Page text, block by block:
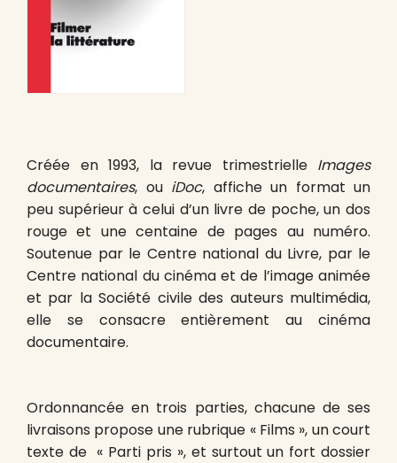
Créée en 1993, la revue trimestrielle Images
documentaires, ou iDoc, affiche un format un
peu supérieur à celui d’un livre de poche, un dos
rouge et une centaine de pages au numéro.
Soutenue par le Centre national du Livre, par le
Centre national du cinéma et de l’image animée
et par la Société civile des auteurs multimédia,
elle se consacre entièrement au cinéma
documentaire.
Ordonnancée en trois parties, chacune de ses
livraisons propose une rubrique « Films », un court
texte de « Parti pris », et surtout un fort dossier